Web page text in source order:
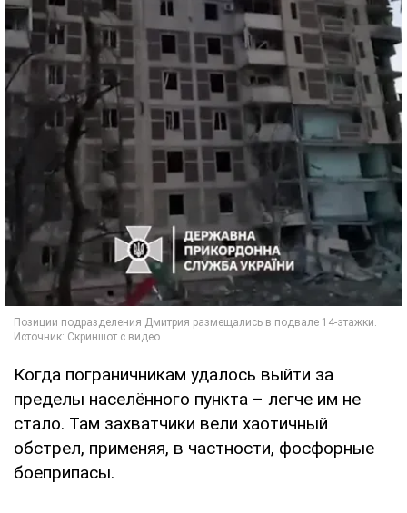
Когда пограничникам удалось выйти за
пределы населённого пункта – легче им не
стало. Там захватчики вели хаотичный
обстрел, применяя, в частности, фосфорные
боеприпасы.